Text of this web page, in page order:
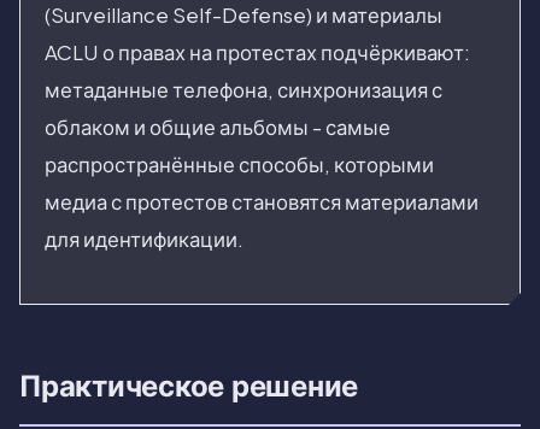
(Surveillance Self-Defense) и материалы
ACLU о правах на протестах подчёркивают:
метаданные телефона, синхронизация с
облаком и общие альбомы - самые
распространённые способы, которыми
медиа с протестов становятся материалами
для идентификации.
Практическое решение